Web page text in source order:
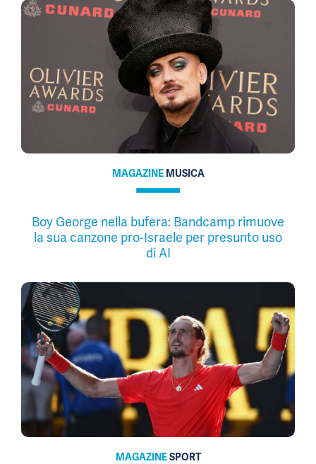
MAGAZINE MUSICA
Boy George nella bufera: Bandcamp rimuove
la sua canzone pro-Israele per presunto uso
di AI
MAGAZINESPORT